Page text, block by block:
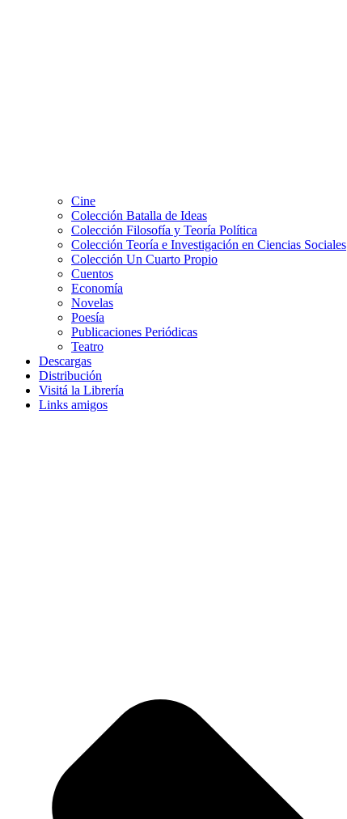
Cine
Colección Batalla de Ideas
Colección Filosofía y Teoría Política
Colección Teoría e Investigación en Ciencias Sociales
Colección Un Cuarto Propio
Cuentos
Economía
Novelas
Poesía
Publicaciones Periódicas
Teatro
Descargas
Distribución
Visitá la Librería
Links amigos